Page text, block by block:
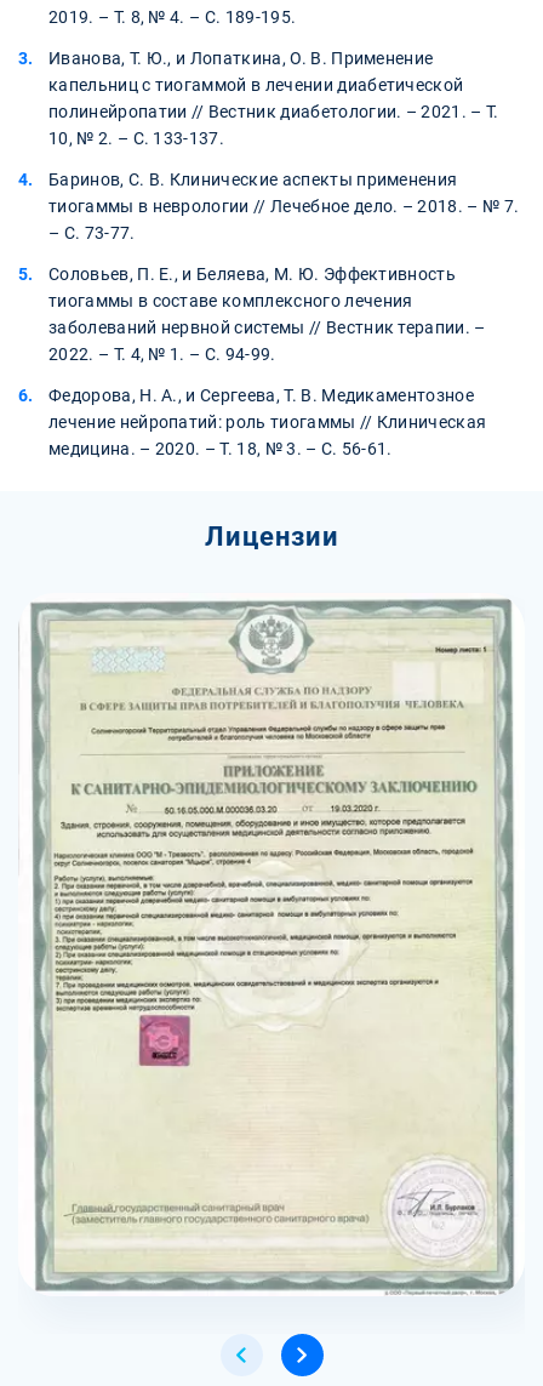
2019. – Т. 8, № 4. – С. 189-195.
Иванова, Т. Ю., и Лопаткина, О. В. Применение
капельниц с тиогаммой в лечении диабетической
полинейропатии // Вестник диабетологии. – 2021. – Т.
10, № 2. – С. 133-137.
Баринов, С. В. Клинические аспекты применения
тиогаммы в неврологии // Лечебное дело. – 2018. – № 7.
– С. 73-77.
Соловьев, П. Е., и Беляева, М. Ю. Эффективность
тиогаммы в составе комплексного лечения
заболеваний нервной системы // Вестник терапии. –
2022. – Т. 4, № 1. – С. 94-99.
Федорова, Н. А., и Сергеева, Т. В. Медикаментозное
лечение нейропатий: роль тиогаммы // Клиническая
медицина. – 2020. – Т. 18, № 3. – С. 56-61.
Лицензии